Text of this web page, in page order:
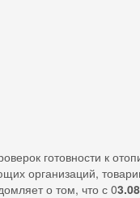
готовности к
организаций,
о том, что с 0